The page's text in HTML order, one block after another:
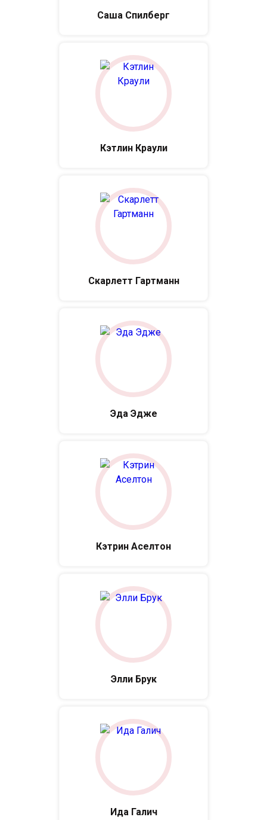
Саша Спилберг
Кэтлин Краули
Скарлетт Гартманн
Эда Эдже
Кэтрин Аселтон
Элли Брук
Ида Галич